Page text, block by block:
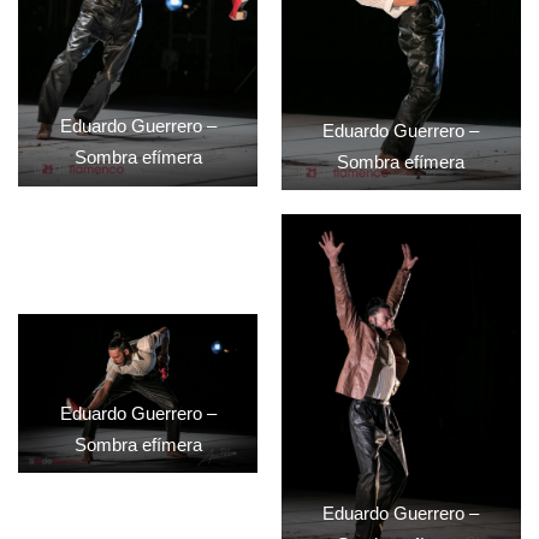
Eduardo Guerrero –
Sombra efímera
Eduardo Guerrero –
Sombra efímera
Eduardo Guerrero –
Sombra efímera
Eduardo Guerrero –